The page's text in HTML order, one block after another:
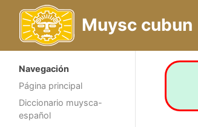
Muysc cubun
Navegación
Página principal
Diccionario muysca-
español